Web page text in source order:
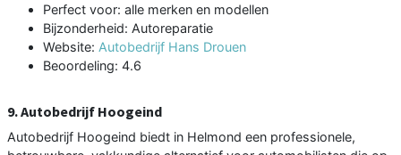
Perfect voor: alle merken en modellen
Bijzonderheid: Autoreparatie
Website: Autobedrijf Hans Drouen
Beoordeling: 4.6
9. Autobedrijf Hoogeind
Autobedrijf Hoogeind biedt in Helmond een professionele,